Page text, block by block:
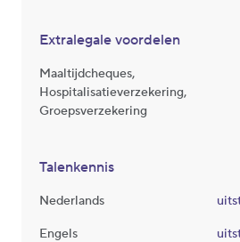
Extralegale voordelen
Maaltijdcheques,
Hospitalisatieverzekering,
Groepsverzekering
Talenkennis
Nederlands
Engels